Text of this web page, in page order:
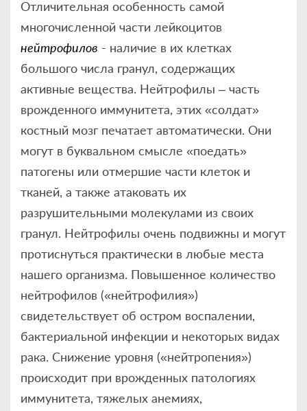
Отличительная особенность самой
многочисленной части лейкоцитов
нейтрофилов - наличие в их клетках
большого числа гранул, содержащих
активные вещества. Нейтрофилы – часть
врожденного иммунитета, этих «солдат»
костный мозг печатает автоматически. Они
могут в буквальном смысле «поедать»
патогены или отмершие части клеток и
тканей, а также атаковать их
разрушительными молекулами из своих
гранул. Нейтрофилы очень подвижны и могут
протиснуться практически в любые места
нашего организма. Повышенное количество
нейтрофилов («нейтрофилия»)
свидетельствует об остром воспалении,
бактериальной инфекции и некоторых видах
рака. Снижение уровня («нейтропения»)
происходит при врожденных патологиях
иммунитета, тяжелых анемиях,